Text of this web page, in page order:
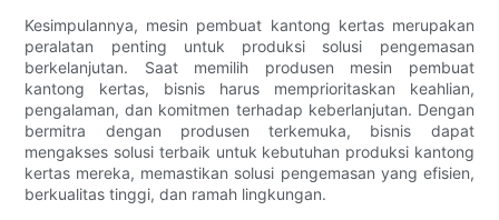
Kesimpulannya, mesin pembuat kantong kertas merupakan
peralatan penting untuk produksi solusi pengemasan
berkelanjutan. Saat memilih produsen mesin pembuat
kantong kertas, bisnis harus memprioritaskan keahlian,
pengalaman, dan komitmen terhadap keberlanjutan. Dengan
bermitra dengan produsen terkemuka, bisnis dapat
mengakses solusi terbaik untuk kebutuhan produksi kantong
kertas mereka, memastikan solusi pengemasan yang efisien,
berkualitas tinggi, dan ramah lingkungan.